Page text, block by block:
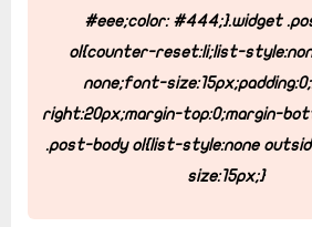
#eee;color: #444;}.widget
ol{counter-reset:li;list-
none;font-size:15px;padding:0;
right:20px;margin-top:0;margin-
.post-body ol{list-style:none
size:15px;}